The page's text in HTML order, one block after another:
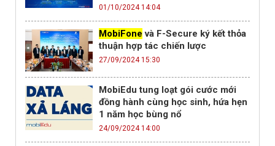
01/10/2024 14:04
MobiFone và F-Secure ký kết thỏa
thuận hợp tác chiến lược
27/09/2024 15:30
MobiEdu tung loạt gói cước mới
đồng hành cùng học sinh, hứa hẹn
1 năm học bùng nổ
24/09/2024 14:00